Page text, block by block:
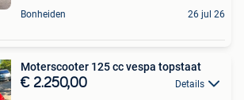
Bonheiden 26 jul 26
Moterscooter 125 cc vespa topstaat
€ 2.250,00 Details